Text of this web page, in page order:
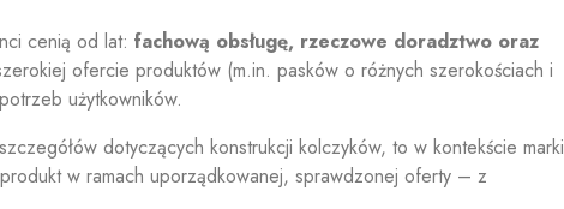
cenią od lat: fachową obsługę, rzeczowe doradztwo oraz
ofercie produktów (m.in. pasków o różnych szerokościach i
użytkowników.
dotyczących konstrukcji kolczyków, to w kontekście marki
w ramach uporządkowanej, sprawdzonej oferty – z